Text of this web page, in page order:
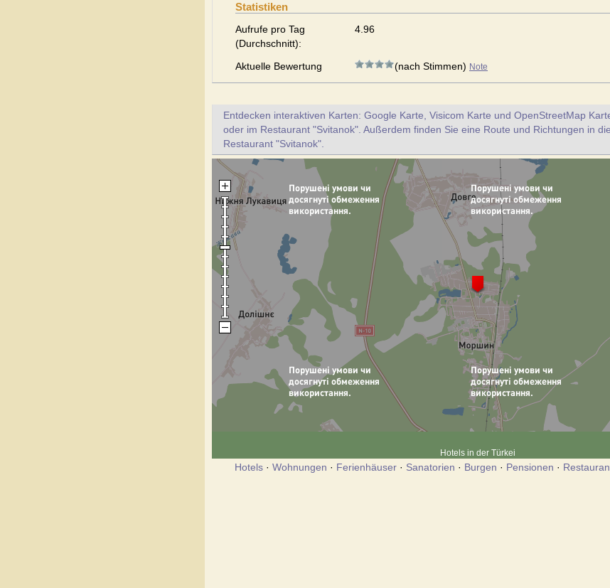
Statistiken
Aufrufe pro Tag
(Durchschnitt):
4.96
Aktuelle Bewertung (nach Stimmen) Note
Entdecken interaktiven Karten: Google Karte, Visicom Karte und OpenStreetMap
oder im Restaurant "Svitanok". Außerdem finden Sie eine Route und Richtungen in
Restaurant "Svitanok".
Hotels in der Türkei
Hotels · Wohnungen · Ferienhäuser · Sanatorien · Burgen · Pensionen ·